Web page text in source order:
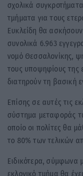
σχολικά
τμήματα για τους
Ευκλείδη θα
συνολικά 6.963
νομό Θεσσαλονίκης,
τους υποψηφίους της
διατηρούν τη βασική
Επίσης σε αυτές τις
σύστημα μεταφοράς
οποίο οι πολίτες θα
το 80% των τελικών
Ειδικότερα, σύμφωνα
εκλογικό τμήμα θα